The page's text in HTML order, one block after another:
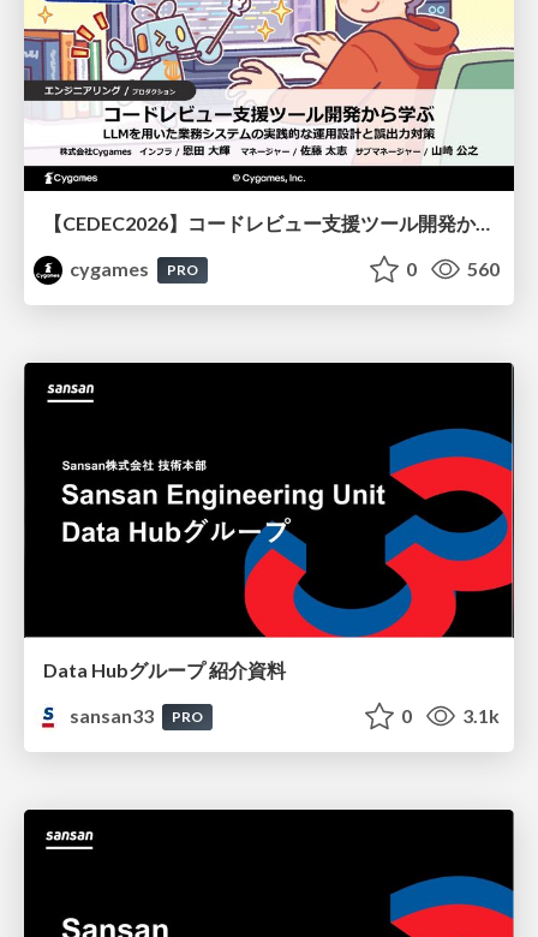
【CEDEC2026】コードレビュー支援ツール開発から学ぶ：LLMを用いた業務システムの実践的な運用設計と誤出力対策
cygames
PRO 0 560
Data Hubグループ 紹介資料
sansan33
PRO 0 3.1k